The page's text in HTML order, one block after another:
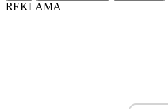
REKLAMA